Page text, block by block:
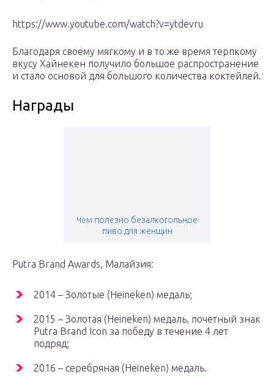
https://www.youtube.com/watch?v=ytdevru
Благодаря своему мягкому и в то же время терпкому
вкусу Хайнекен получило большое распространение
и стало основой для большого количества коктейлей.
Награды
Чем полезно безалкогольное
пиво для женщин
Putra Brand Awards, Малайзия:
2014 – Золотые (Heineken) медаль;
2015 – Золотая (Heineken) медаль, почетный знак
Putra Brand Icon за победу в течение 4 лет
подряд;
2016 – серебряная (Heineken) медаль.